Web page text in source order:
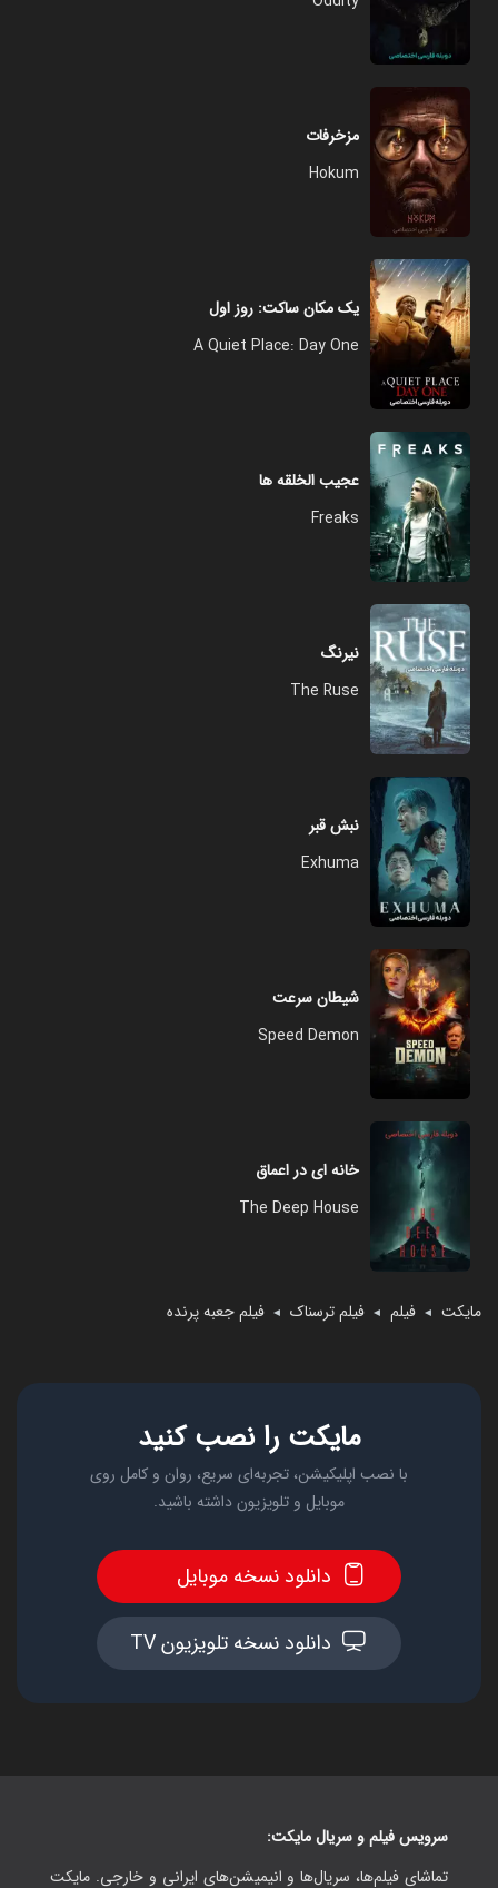
مایکت ◄ فیلم ◄ فیلم ترسناک ◄ فیلم جعبه پرنده
مزخرفات
Hokum
یک مکان ساکت: روز اول
A Quiet Place: Day One
عجیب الخلقه ها
Freaks
نیرنگ
The Ruse
نبش قبر
Exhuma
شیطان سرعت
Speed Demon
خانه ای در اعماق
The Deep House
مایکت را نصب کنید
با نصب اپلیکیشن، تجربه‌ای سریع، روان و کامل روی
موبایل و تلویزیون داشته باشید.
دانلود نسخه موبایل
دانلود نسخه تلویزیون TV
سرویس فیلم و سریال مایکت:
تماشای فیلم‌ها، سریال‌ها و انیمیشن‌های ایرانی و خارجی. مایکت